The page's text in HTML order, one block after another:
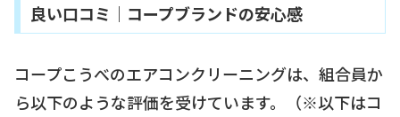
良い口コミ｜コープブランドの安心感
コープこうべのエアコンクリーニングは、組合員か
ら以下のような評価を受けています。（※以下はコ